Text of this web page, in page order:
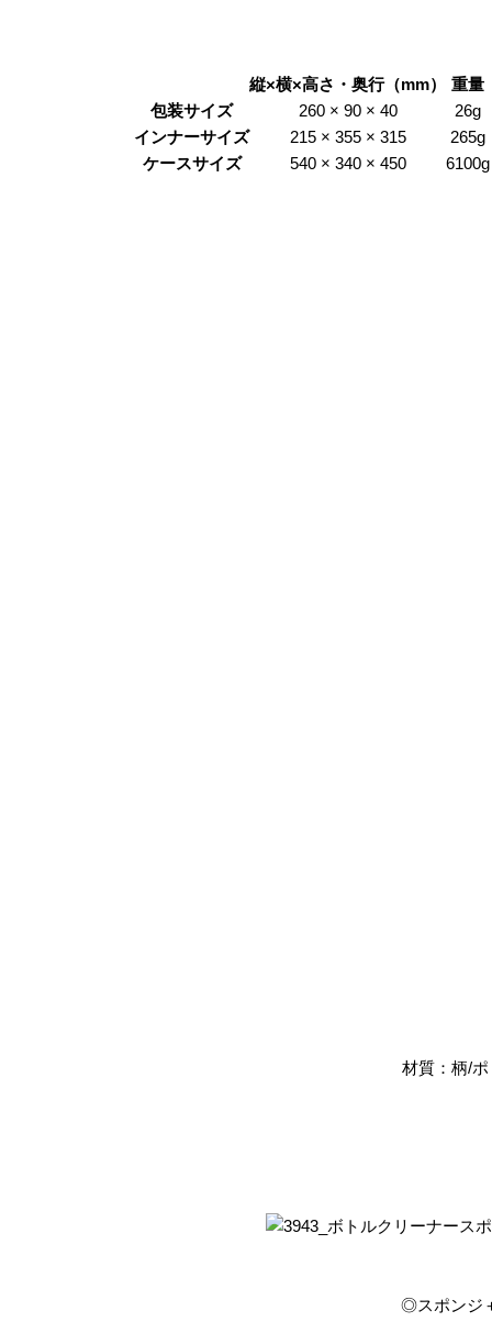
縦×横×高さ・奥行（mm）
重量
包装サイズ
260 × 90 × 40
26g
インナーサイズ
215 × 355 × 315
265g
ケースサイズ
540 × 340 × 450 6100g
材質：柄/
◎スポンジ